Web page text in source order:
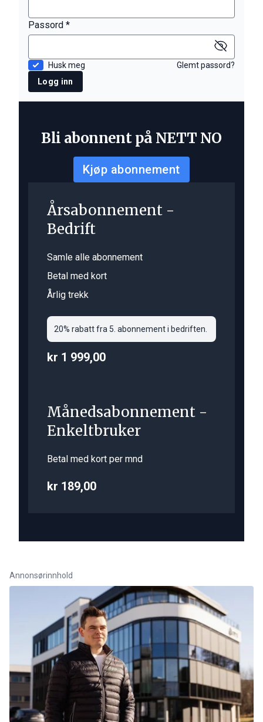
Passord *
Husk meg
Glemt passord?
Logg inn
Bli abonnent på NETT NO
Kjøp abonnement
Årsabonnement -
Bedrift
Samle alle abonnement
Betal med kort
Årlig trekk
20% rabatt fra 5. abonnement i bedriften.
kr 1 999,00
Månedsabonnement -
Enkeltbruker
Betal med kort per mnd
kr 189,00
Annonsørinnhold